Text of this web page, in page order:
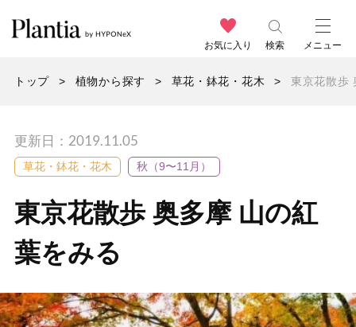
お気に入り 検索 メニュー
トップ 植物から探す 草花・鉢花・花木 東京花散歩
更新日：2019.11.05
草花・鉢花・花木 秋（9〜11月）
東京花散歩 奥多摩 山の紅
葉をみる